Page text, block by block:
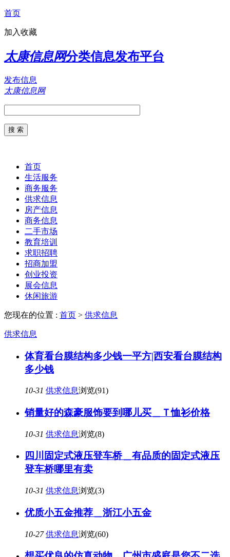
首页
加入收藏
太康信息网分类信息发布平台
发布信息
太康信息网
首页
生活服务
商务服务
供求信息
房产信息
商务信息
二手市场
教育培训
求职招聘
招商加盟
创业投资
展会信息
休闲旅游
您现在的位置 : 首页 > 供求信息
供求信息
体育看台膜结构多少钱一平方|西安看台膜结构
多少钱
10-31 供求信息浏览(91)
销量好的森豪服饰要到哪儿买＿Ｔ恤衫价格
10-31 供求信息浏览(8)
四川固定式液压登车桥＿有品质的固定式液压
登车桥哪里有卖
10-31 供求信息浏览(3)
优质小五金推荐＿浙江小五金
10-27 供求信息浏览(60)